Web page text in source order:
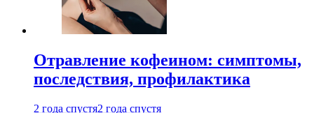
Отравление кофеином: симптомы,
последствия, профилактика
2 года спустя2 года спустя